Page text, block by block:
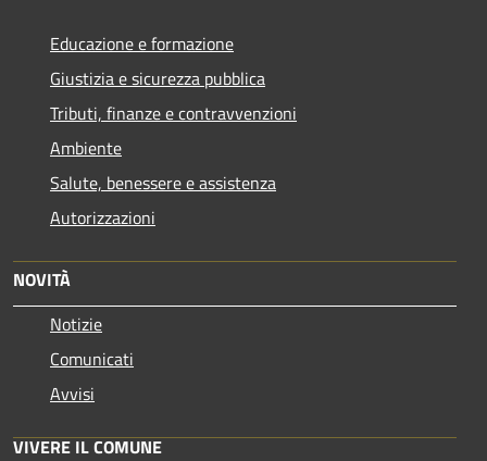
Educazione e formazione
Giustizia e sicurezza pubblica
Tributi, finanze e contravvenzioni
Ambiente
Salute, benessere e assistenza
Autorizzazioni
NOVITÀ
Notizie
Comunicati
Avvisi
VIVERE IL COMUNE